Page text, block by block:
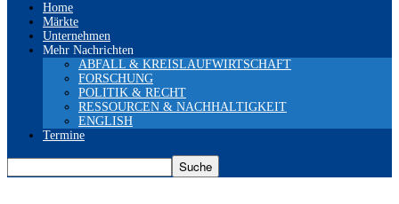
Home
Märkte
Unternehmen
Mehr Nachrichten
ABFALL & KREISLAUFWIRTSCHAFT
FORSCHUNG
POLITIK & RECHT
RESSOURCEN & NACHHALTIGKEIT
ENGLISH
Termine